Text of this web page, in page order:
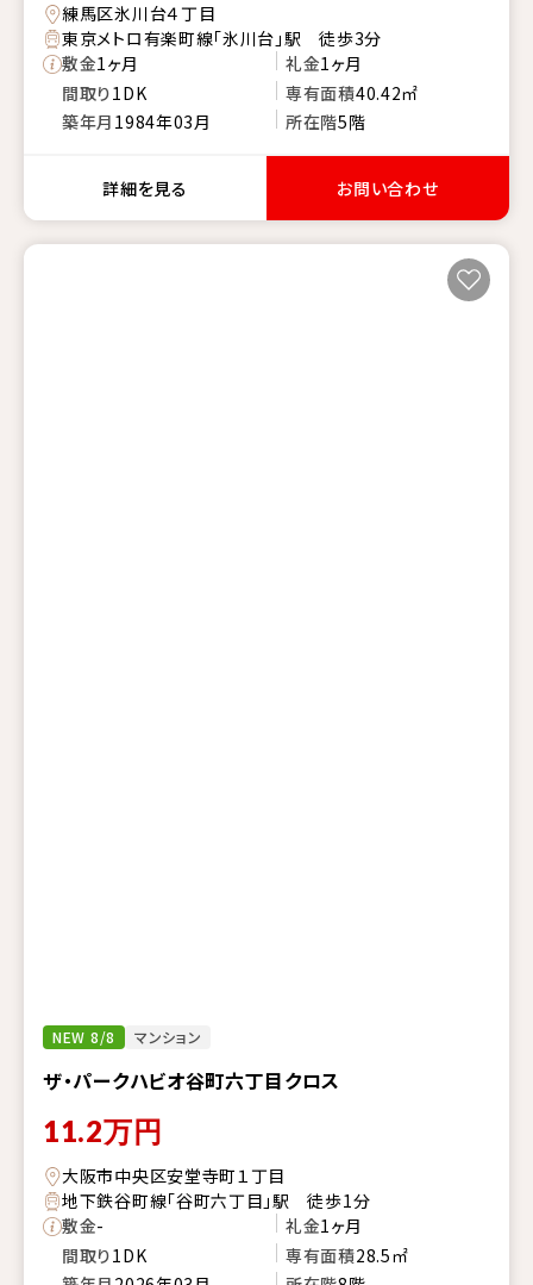
練馬区氷川台４丁目
東京メトロ有楽町線「氷川台」駅 徒歩3分
敷金1ヶ月 礼金1ヶ月
間取り1DK 専有面積40.42㎡
築年月 1984年03月 所在階5階
詳細を見る お問い合わせ
NEW 8/8 マンション
ザ・パークハビオ谷町六丁目クロス
11.2万円
大阪市中央区安堂寺町１丁目
地下鉄谷町線「谷町六丁目」駅 徒歩1分
敷金- 礼金1ヶ月
間取り1DK 専有面積28.5㎡